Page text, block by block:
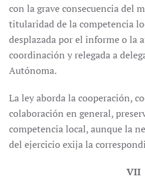
con la grave consecuencia del
titularidad de la competencia
desplazada por el informe o la
coordinación y relegada a
Autónoma.
La ley aborda la cooperación,
colaboración en general,
competencia local, aunque la
del ejercicio exija la
VII